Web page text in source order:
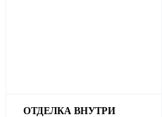
ОТДЕЛКА ВНУТРИ